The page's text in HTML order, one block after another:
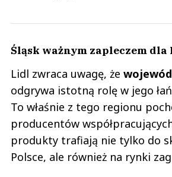
Śląsk ważnym zapleczem dla
Lidl zwraca uwagę, że
odgrywa istotną rolę w jego
To właśnie z tego regionu
producentów
produkty trafiają nie tylko do
Polsce, ale również na rynki